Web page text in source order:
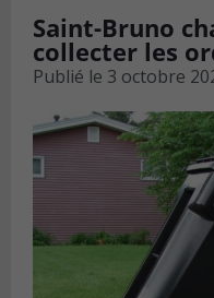
Saint-Bruno
collecter les
Publié le 3 octobre